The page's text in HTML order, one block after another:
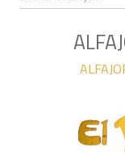
CONTACTO
ALFAJORES
ALFAJORES